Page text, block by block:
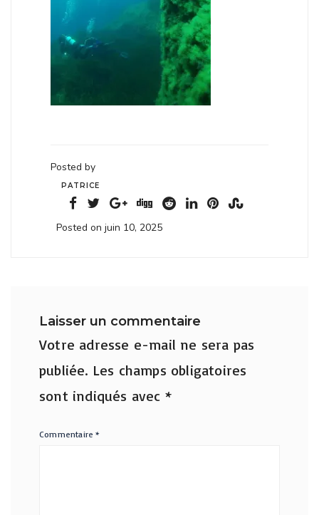
Posted by
PATRICE
Posted on juin 10, 2025
Laisser un commentaire
Votre adresse e-mail ne sera pas
publiée. Les champs obligatoires
sont indiqués avec *
Commentaire*